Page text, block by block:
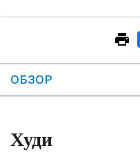
ОБЗОР
Худи